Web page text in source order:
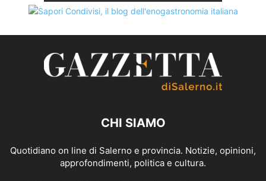
CHI SIAMO
Quotidiano on line di Salerno e provincia. Notizie, opinioni,
approfondimenti, politica e cultura.